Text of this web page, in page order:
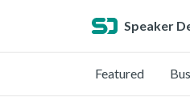
Speaker
Featured